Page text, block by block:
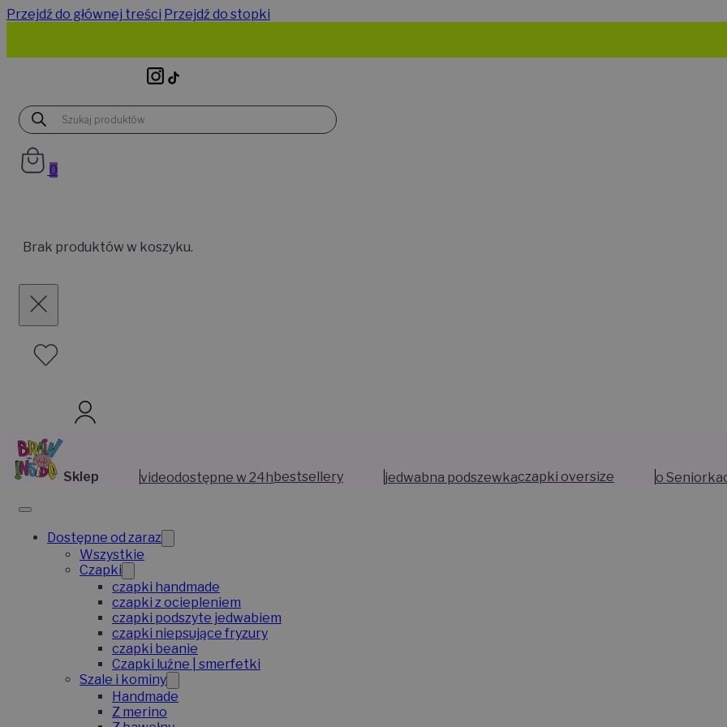
Przejdź do głównej treści Przejdź do stopki
Wyszukiwarka
produktów
0
Brak produktów w koszyku.
Sklep videodostępne w 24hbestsellery jedwabna podszewkaczapki oversize o
Dostępne od zaraz
Wszystkie
Czapki
czapki handmade
czapki z ociepleniem
czapki podszyte jedwabiem
czapki niepsujące fryzury
czapki beanie
Czapki luźne | smerfetki
Szale i kominy
Handmade
Z merino